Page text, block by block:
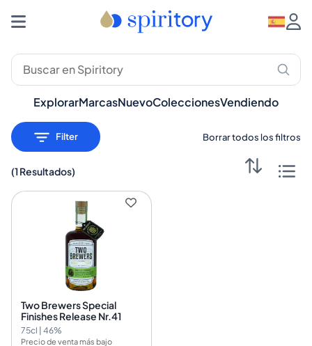
ExplorarMarcasNuevoColeccionesVendiendo
Filter Borrar todos los filtros
(1 Resultados)
Two Brewers Special
Finishes Release Nr.41
75cl | 46%
Precio de venta más bajo
Destilados Premium: Whisky, Ron, Ginebra – Spiritory